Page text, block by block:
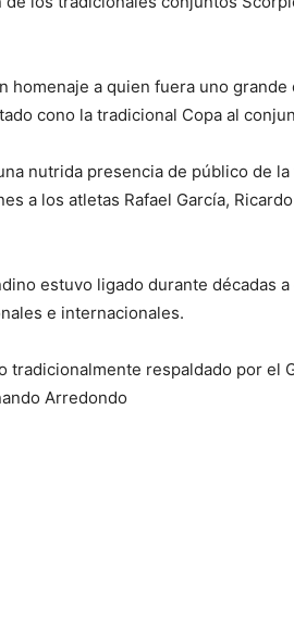
homenaje a quien fuera uno
cono la tradicional Copa al
nutrida presencia de público de
a los atletas Rafael García,
estuvo ligado durante décadas
e internacionales.
tradicionalmente respaldado por el
Arredondo